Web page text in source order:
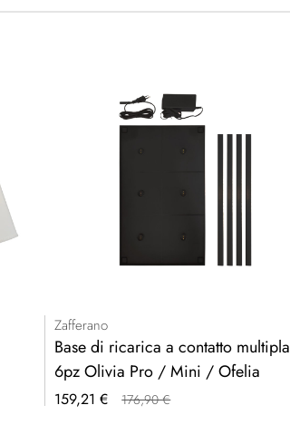
Zafferano
Base di ricarica a contatto multipla
6pz Olivia Pro / Mini / Ofelia
Prezzo
159,21 € 176,90 €